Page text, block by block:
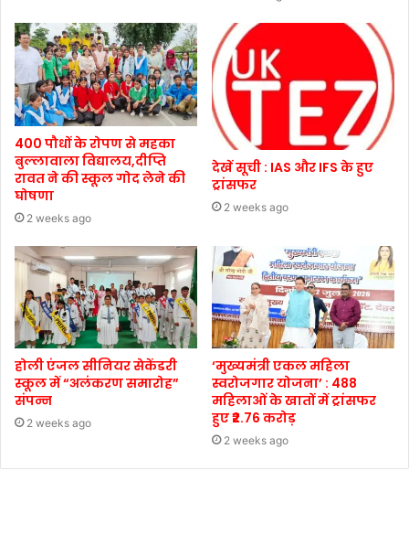
400 पौधों के रोपण से महका
बुल्लावाला विद्यालय,दीप्ति
रावत ने की स्कूल गोद लेने की
घोषणा
2 weeks ago
देखें सूची : IAS और IFS के हुए
ट्रांसफर
2 weeks ago
होली एंजल सीनियर सेकेंडरी
स्कूल में “अलंकरण समारोह”
संपन्न
2 weeks ago
‘मुख्यमंत्री एकल महिला
स्वरोजगार योजना’ : 488
महिलाओं के खातों में ट्रांसफर
हुए ₹2.76 करोड़
2 weeks ago